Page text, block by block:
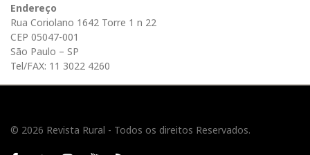
Endereço
Rua Coriolano 1642 Torre 1 n 22
CEP 05047-001
São Paulo – SP
Tel/FAX: 11 3022 4260
© 2026 Revista Rural - Todos os direitos Reservados.